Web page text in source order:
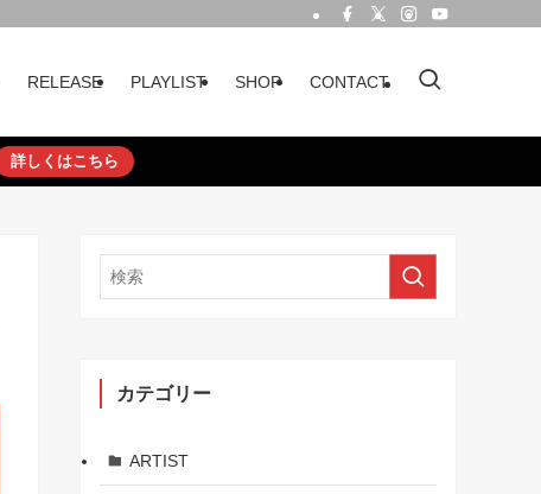
RELEASE PLAYLIST SHOP CONTACT
詳しくはこちら
カテゴリー
ARTIST